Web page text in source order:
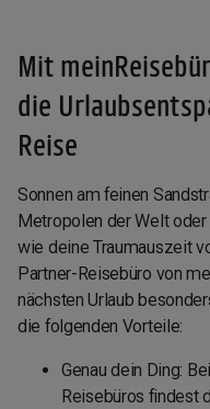
Mit
die
Reise
Sonnen am feinen
Metropolen der Welt oder
wie deine Traumauszeit
Partner-Reisebüro von
nächsten Urlaub
die folgenden Vorteile:
Genau dein Ding:
Reisebüros findest